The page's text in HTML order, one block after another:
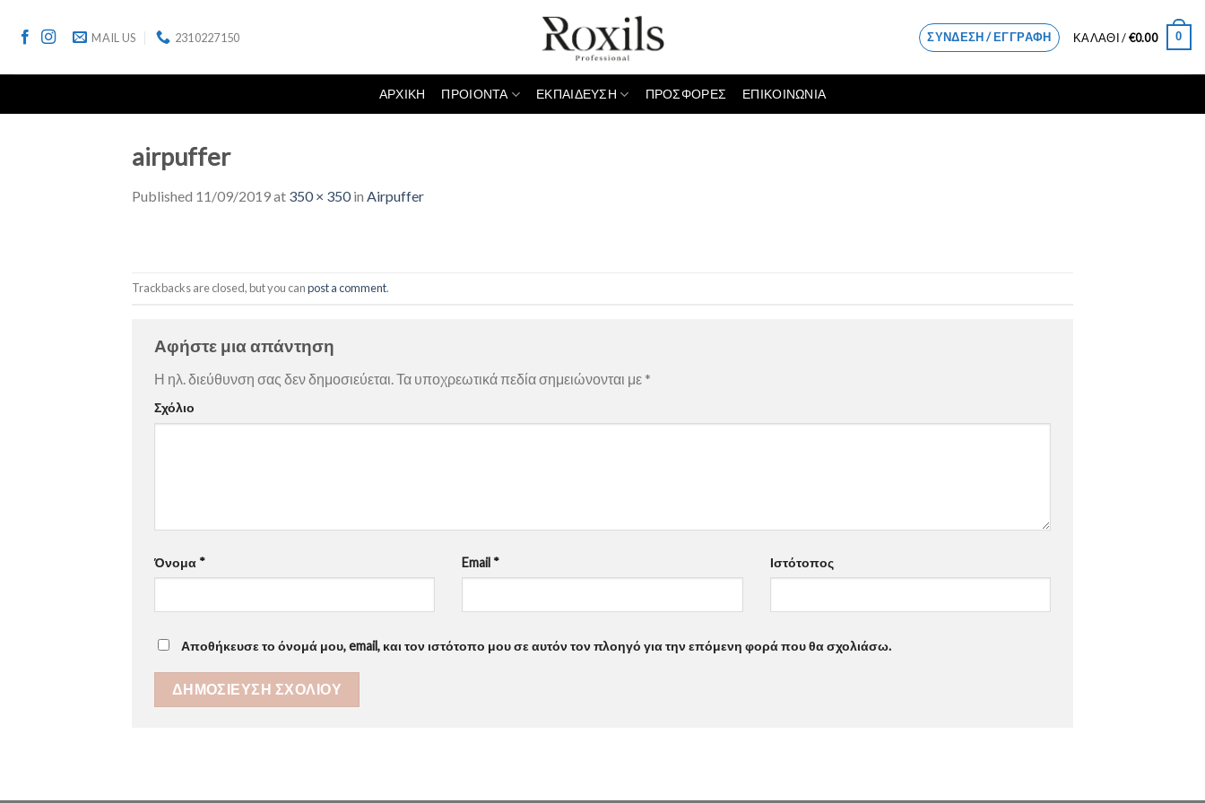
MAIL US 2310227150 ΣΎΝΔΕΣΗ / ΕΓΓΡΑΦΉ ΚΑΛΆΘΙ /€0.00 0
ΑΡΧΙΚΗ ΠΡΟΙΟΝΤΑ ΕΚΠΑΙΔΕΥΣΗ ΠΡΟΣΦΟΡΕΣ ΕΠΙΚΟΙΝΩΝΙΑ
airpuffer
Published 11/09/2019at 350 × 350in Airpuffer
Trackbacks are closed, but you canpost a comment.
Αφήστε μια απάντηση
Η ηλ. διεύθυνση σας δεν δημοσιεύεται.Τα υποχρεωτικά πεδία σημειώνονται με *
Σχόλιο
Όνομα * Email * Ιστότοπος
Αποθήκευσε το όνομά μου, email, και τον ιστότοπο μου σε αυτόν τον πλοηγό για την επόμενη φορά που θα σχολιάσω.